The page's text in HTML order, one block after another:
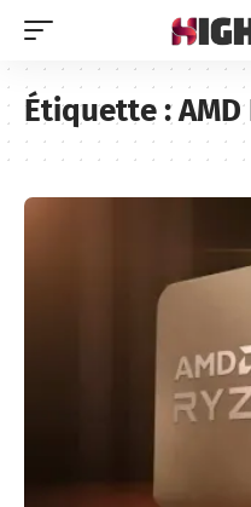
Étiquette :